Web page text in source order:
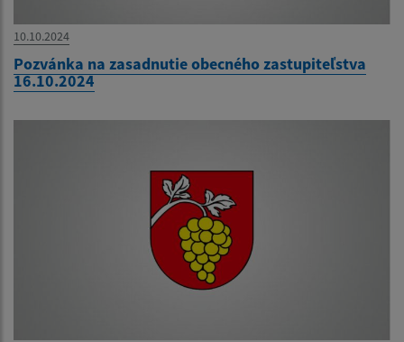
10.10.2024
Pozvánka na zasadnutie obecného zastupiteľstva
16.10.2024